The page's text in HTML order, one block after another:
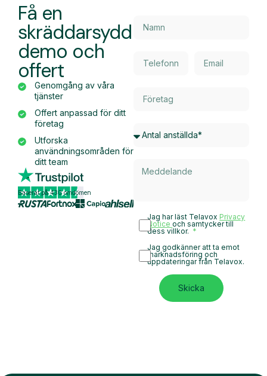
Få en
skräddarsydd
demo och
offert
Genomgång av våra
tjänster
Offert anpassad för ditt
företag
Utforska
användningsområden för
ditt team
Baserat på 430 omdömen
Jag har läst Telavox Privacy
Noticeoch samtycker till
dess villkor.
Jag godkänner att ta emot
marknadsföring och
uppdateringar från Telavox.
Skicka